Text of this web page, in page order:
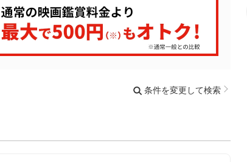
条件を変更して検索